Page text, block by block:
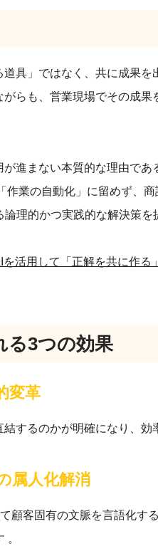
具」ではなく、共に成果を
らも、営業現場でその成
進まない本質的な理由であ
作業の自動化」に留めず、
理的かつ実践的な解決策を
を活用して「正解を共に作る」
る3つの効果
変革
するのかが明確になり、
属人化解消
顧客固有の文脈を言語化す
。